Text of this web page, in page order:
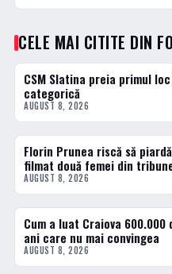
CELE MAI CITITE DIN
1 · TOP
CSM Slatina preia primul
categorică
AUGUST 8, 2026
2 · TOP
Florin Prunea riscă să
filmat două femei din
AUGUST 8, 2026
3 · TOP
Cum a luat Craiova
ani care nu mai convingea
AUGUST 8, 2026